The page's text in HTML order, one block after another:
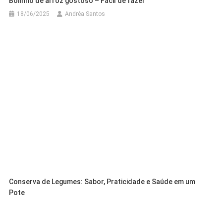
18/06/2025 Andréa Santos
Conserva de Legumes: Sabor, Praticidade e Saúde em um
Pote